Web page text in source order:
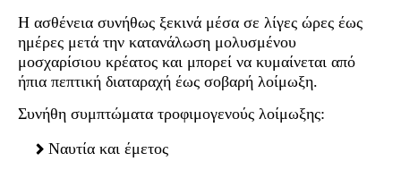
Η ασθένεια συνήθως ξεκινά μέσα σε λίγες ώρες έως
ημέρες μετά την κατανάλωση μολυσμένου
μοσχαρίσιου κρέατος και μπορεί να κυμαίνεται από
ήπια πεπτική διαταραχή έως σοβαρή λοίμωξη.
Συνήθη συμπτώματα τροφιμογενούς λοίμωξης:
Ναυτία και έμετος